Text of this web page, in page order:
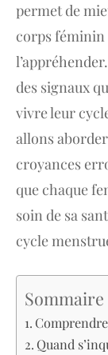
permet de
corps féminin
des signaux
vivre leur
allons
croyances
que chaque
soin de sa
cycle
Sommaire
Quand